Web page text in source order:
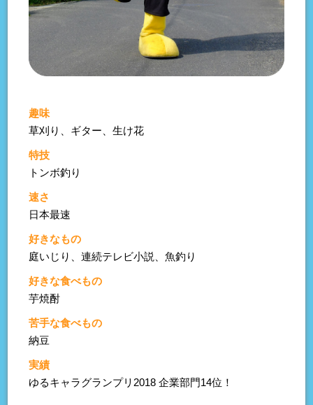
趣味
草刈り、ギター、生け花
特技
トンボ釣り
速さ
日本最速
好きなもの
庭いじり、連続テレビ小説、魚釣り
好きな食べもの
芋焼酎
苦手な食べもの
納豆
実績
ゆるキャラグランプリ2018 企業部門14位！